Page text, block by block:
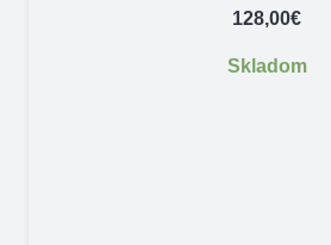
128,00€
Skladom